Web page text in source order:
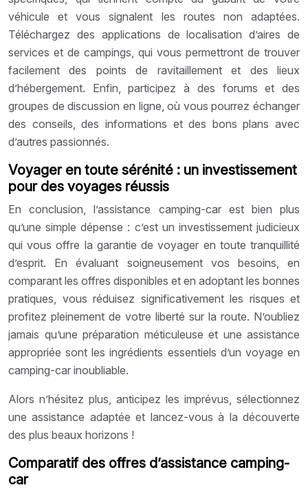
véhicule et vous signalent les routes non adaptées.
Téléchargez des applications de localisation d’aires de
services et de campings, qui vous permettront de trouver
facilement des points de ravitaillement et des lieux
d’hébergement. Enfin, participez à des forums et des
groupes de discussion en ligne, où vous pourrez échanger
des conseils, des informations et des bons plans avec
d’autres passionnés.
Voyager en toute sérénité : un investissement
pour des voyages réussis
En conclusion, l’assistance camping-car est bien plus
qu’une simple dépense : c’est un investissement judicieux
qui vous offre la garantie de voyager en toute tranquillité
d’esprit. En évaluant soigneusement vos besoins, en
comparant les offres disponibles et en adoptant les bonnes
pratiques, vous réduisez significativement les risques et
profitez pleinement de votre liberté sur la route. N’oubliez
jamais qu’une préparation méticuleuse et une assistance
appropriée sont les ingrédients essentiels d’un voyage en
camping-car inoubliable.
Alors n’hésitez plus, anticipez les imprévus, sélectionnez
une assistance adaptée et lancez-vous à la découverte
des plus beaux horizons !
Comparatif des offres d’assistance camping-
car